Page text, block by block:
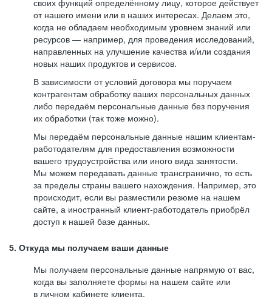
своих функций определённому лицу, которое действует
от нашего имени или в наших интересах. Делаем это,
когда не обладаем необходимым уровнем знаний или
ресурсов — например, для проведения исследований,
направленных на улучшение качества и/или создания
новых наших продуктов и сервисов.
В зависимости от условий договора мы поручаем
контрагентам обработку ваших персональных данных
либо передаём персональные данные без поручения
их обработки (так тоже можно).
Мы передаём персональные данные нашим клиентам-
работодателям для предоставления возможности
вашего трудоустройства или иного вида занятости.
Мы можем передавать данные трансгранично, то есть
за пределы страны вашего нахождения. Например, это
происходит, если вы разместили резюме на нашем
сайте, а иностранный клиент-работодатель приобрёл
доступ к нашей базе данных.
5. Откуда мы получаем ваши данные
Мы получаем персональные данные напрямую от вас,
когда вы заполняете формы на нашем сайте или
в личном кабинете клиента.